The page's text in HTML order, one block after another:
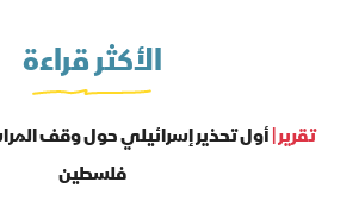
الأكثر قراءة
تقرير |أول تحذير إسرائيلي حول وقف
فلسطين